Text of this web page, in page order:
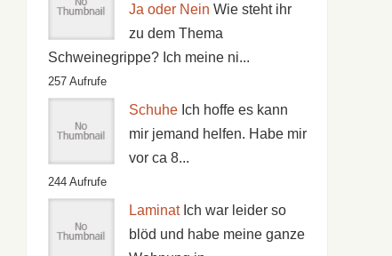
Ja oder Nein Wie steht ihr
zu dem Thema
Schweinegrippe? Ich meine ni...
257 Aufrufe
Schuhe Ich hoffe es kann
mir jemand helfen. Habe mir
vor ca 8...
244 Aufrufe
Laminat Ich war leider so
blöd und habe meine ganze